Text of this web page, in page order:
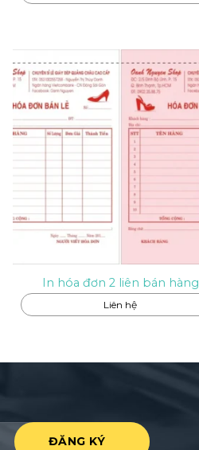
In hóa đơn 2 liên bán hàng
Liên hệ